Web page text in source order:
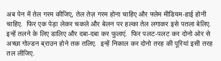
अब पेन में तेल गरम कीजिए, तेल तेज़ गरम होना चाहिए और फ्लेम मीडियम-हाई होनी
चाहिए. फिर एक पेड़ा लेकर चकले और बेलन पर हल्का तेल लगाकर इसे पतला बेलिए.
इन्हें तलने के लिए डालिए और दबा-दबा कर फुलाएं. फिर पलट-पलट कर दोनो ओर से
अच्छा गोल्डन ब्राउन होने तक तलिए. इन्हें निकाल कर दोनो तरह की पूरियां इसी तरह
तल लीजिए.